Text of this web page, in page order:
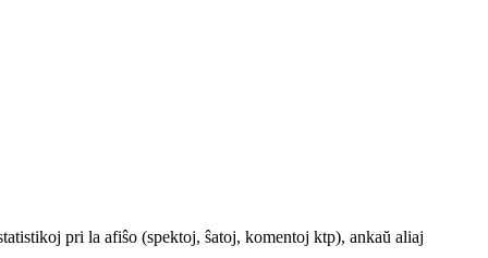
pri la afiŝo (spektoj, ŝatoj, komentoj ktp), ankaŭ aliaj